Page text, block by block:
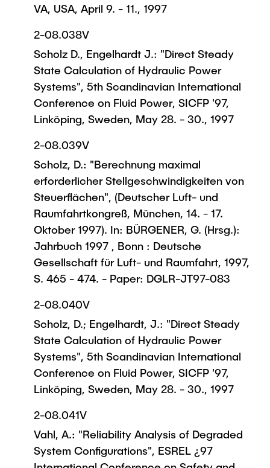
VA, USA, April 9. - 11., 1997
2-08.038V
Scholz D., Engelhardt J.: "Direct Steady
State Calculation of Hydraulic Power
Systems", 5th Scandinavian International
Conference on Fluid Power, SICFP '97,
Linköping, Sweden, May 28. - 30., 1997
2-08.039V
Scholz, D.: "Berechnung maximal
erforderlicher Stellgeschwindigkeiten von
Steuerflächen", (Deutscher Luft- und
Raumfahrtkongreß, München, 14. - 17.
Oktober 1997). In: BÜRGENER, G. (Hrsg.):
Jahrbuch 1997 , Bonn : Deutsche
Gesellschaft für Luft- und Raumfahrt, 1997,
S. 465 - 474. - Paper: DGLR-JT97-083
2-08.040V
Scholz, D.; Engelhardt, J.: "Direct Steady
State Calculation of Hydraulic Power
Systems", 5th Scandinavian International
Conference on Fluid Power, SICFP '97,
Linköping, Sweden, May 28. - 30., 1997
2-08.041V
Vahl, A.: "Reliability Analysis of Degraded
System Configurations", ESREL ¿97